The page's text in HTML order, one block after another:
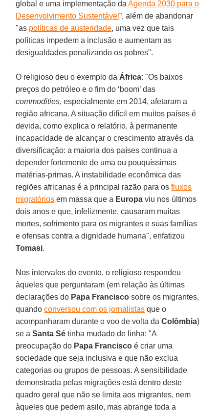
global e uma implementação daAgenda 2030 para o
Desenvolvimento Sustentável”, além de abandonar
"as políticas de austeridade, uma vez que tais
políticas impedem a inclusão e aumentam as
desigualdades penalizando os pobres".
O religioso deu o exemplo da África: "Os baixos
preços do petróleo e o fim do ‘boom’ das
commodities, especialmente em 2014, afetaram a
região africana. A situação difícil em muitos países é
devida, como explica o relatório, à permanente
incapacidade de alcançar o crescimento através da
diversificação: a maioria dos países continua a
depender fortemente de uma ou pouquíssimas
matérias-primas. A instabilidade econômica das
regiões africanas é a principal razão para osfluxos
migratórios em massa que a Europa viu nos últimos
dois anos e que, infelizmente, causaram muitas
mortes, sofrimento para os migrantes e suas famílias
e ofensas contra a dignidade humana", enfatizou
Tomasi.
Nos intervalos do evento, o religioso respondeu
àqueles que perguntaram (em relação às últimas
declarações do Papa Francisco sobre os migrantes,
quandoconversou com os jornalistas que o
acompanharam durante o voo de volta daColômbia)
se aSanta Sé tinha mudado de linha: "A
preocupação do Papa Francisco é criar uma
sociedade que seja inclusiva e que não exclua
categorias ou grupos de pessoas. A sensibilidade
demonstrada pelas migrações está dentro deste
quadro geral que não se limita aos migrantes, nem
àqueles que pedem asilo, mas abrange toda a